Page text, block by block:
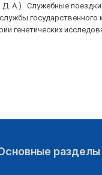
А.) Служебные
государственного
генетических
разделы